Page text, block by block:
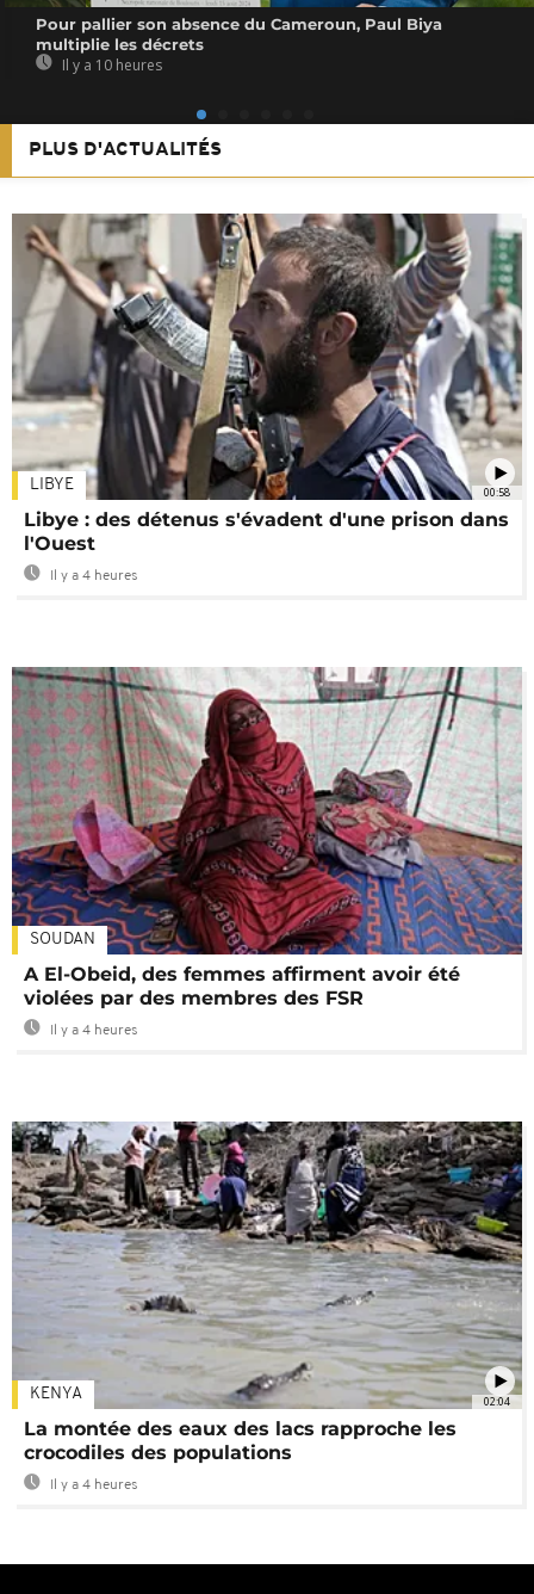
Pour pallier son absence du Cameroun, Paul Biya
multiplie les décrets
Il y a 10 heures
PLUS D'ACTUALITÉS
00:58
LIBYE
Libye : des détenus s'évadent d'une prison dans
l'Ouest
Il y a 4 heures
SOUDAN
A El-Obeid, des femmes affirment avoir été
violées par des membres des FSR
Il y a 4 heures
02:04
KENYA
La montée des eaux des lacs rapproche les
crocodiles des populations
Il y a 4 heures